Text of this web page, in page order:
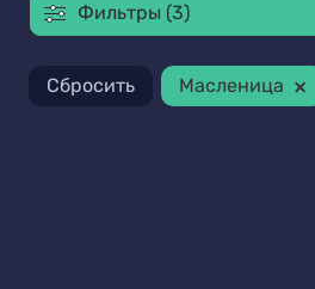
Фильтры (3)
Сбросить Масленица ×